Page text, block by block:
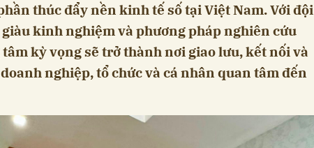
thúc đẩy nền kinh tế số tại Việt Nam. Với đội
kinh nghiệm và phương pháp nghiên cứu
kỳ vọng sẽ trở thành nơi giao lưu, kết nối và
nghiệp, tổ chức và cá nhân quan tâm đến